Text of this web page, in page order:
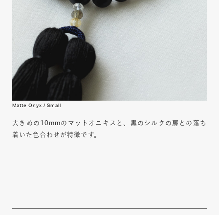
Matte Onyx / Small
大きめの10mmのマットオニキスと、黒のシルクの房との落ち
着いた色合わせが特徴です。